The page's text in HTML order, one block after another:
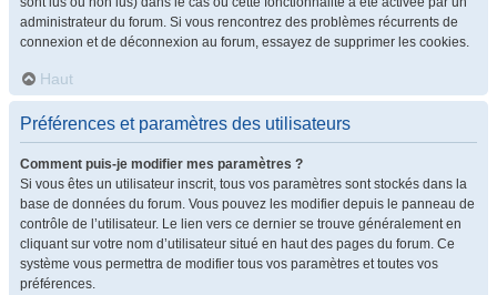
administrateur du forum. Si vous rencontrez des problèmes récurrents de
connexion et de déconnexion au forum, essayez de supprimer les cookies.
Haut
Préférences et paramètres des utilisateurs
Comment puis-je modifier mes paramètres ?
Si vous êtes un utilisateur inscrit, tous vos paramètres sont stockés dans la
base de données du forum. Vous pouvez les modifier depuis le panneau de
contrôle de l’utilisateur. Le lien vers ce dernier se trouve généralement en
cliquant sur votre nom d’utilisateur situé en haut des pages du forum. Ce
système vous permettra de modifier tous vos paramètres et toutes vos
préférences.